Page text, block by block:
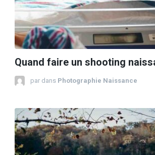
Quand faire un shooting
par dans Photographie Naissance